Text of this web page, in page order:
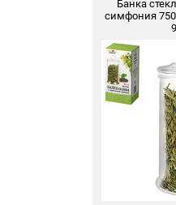
Банка
симфония